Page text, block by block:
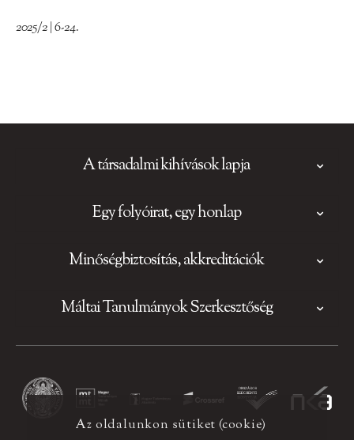
2025/2 | 6-24.
A társadalmi kihívások lapja
Egy folyóirat, egy honlap
Minőségbiztosítás, akkreditációk
Máltai Tanulmányok Szerkesztőség
Az oldalunkon sütiket (cookie)